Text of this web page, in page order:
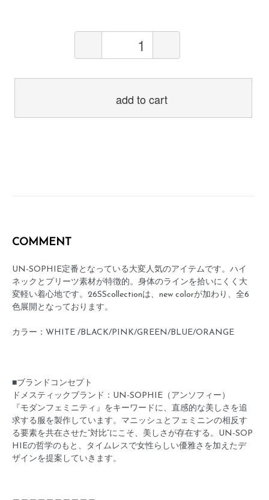
add to cart
COMMENT
UN-SOPHIE定番となっている大変人気のアイテムです。ハイ
ネックとプリーツ素材が特徴的。身体のラインを拾いにくく大
変軽い着心地です。26SScollectionは、new colorが加わり、全6
色展開となっております。
カラー：WHITE /BLACK/PINK/GREEN/BLUE/ORANGE
■ブランドコンセプト
ドメスティックブランド：UN-SOPHIE（アンソフィー）
『モダンフェミニティ』をキーワードに、直感的な美しさを追
求する服を製作しています。マニッシュとフェミニンの相反す
る要素を共在させた”対比”にこそ、美しさが存在する。UN-SOP
HIEの哲学のもと、タイムレスで女性らしい優雅さを加えたデ
ザインを提案していきます。